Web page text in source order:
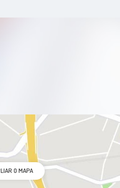
Atrofia Girata
Aniridia
Albinismo Ocular
O MAPA